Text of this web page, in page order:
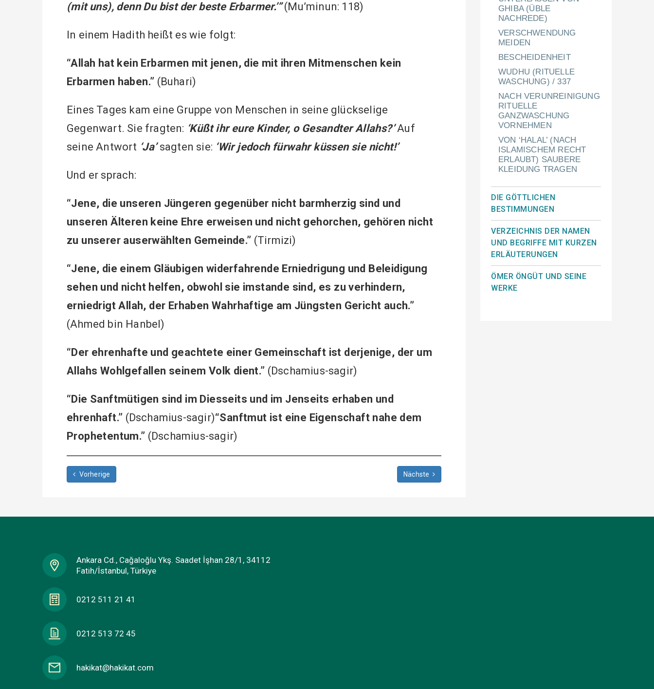
(mit uns), denn Du bist der beste Erbarmer.’”(Mu’minun: 118)
In einem Hadith heißt es wie folgt:
“Allah hat kein Erbarmen mit jenen, die mit ihren Mitmenschen kein
Erbarmen haben.” (Buhari)
Eines Tages kam eine Gruppe von Menschen in seine glückselige
Gegenwart. Sie fragten: ‘Küßt ihr eure Kinder, o Gesandter Allahs?’Auf
seine Antwort ‘Ja’sagten sie: ‘Wir jedoch fürwahr küssen sie nicht!’
Und er sprach:
“Jene, die unseren Jüngeren gegenüber nicht barmherzig sind und
unseren Älteren keine Ehre erweisen und nicht gehorchen, gehören nicht
zu unserer auserwählten Gemeinde.” (Tirmizi)
“Jene, die einem Gläubigen widerfahrende Erniedrigung und Beleidigung
sehen und nicht helfen, obwohl sie imstande sind, es zu verhindern,
erniedrigt Allah, der Erhaben Wahrhaftige am Jüngsten Gericht auch.”
(Ahmed bin Hanbel)
“Der ehrenhafte und geachtete einer Gemeinschaft ist derjenige, der um
Allahs Wohlgefallen seinem Volk dient.” (Dschamius-sagir)
“Die Sanftmütigen sind im Diesseits und im Jenseits erhaben und
ehrenhaft.” (Dschamius-sagir)“Sanftmut ist eine Eigenschaft nahe dem
Prophetentum.” (Dschamius-sagir)
Vorherige Nächste
GHIBA (ÜBLE
NACHREDE)
VERSCHWENDUNG
MEIDEN
BESCHEIDENHEIT
WUDHU (RITUELLE
WASCHUNG) / 337
NACH VERUNREINIGUNG
RITUELLE
GANZWASCHUNG
VORNEHMEN
VON ‘HALAL’ (NACH
ISLAMISCHEM RECHT
ERLAUBT) SAUBERE
KLEIDUNG TRAGEN
DIE GÖTTLICHEN
BESTIMMUNGEN
VERZEICHNIS DER NAMEN
UND BEGRIFFE MIT KURZEN
ERLÄUTERUNGEN
ÖMER ÖNGÜT UND SEINE
WERKE
Ankara Cd., Cağaloğlu Ykş. Saadet İşhan 28/1, 34112
Fatih/İstanbul, Türkiye
0212 511 21 41
0212 513 72 45
hakikat@hakikat.com